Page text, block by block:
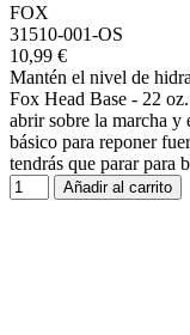
FOX
31510-001-OS
10,99 €
Mantén el nivel de
Fox Head Base - 22
abrir sobre la marcha y
básico para reponer
tendrás que parar para
Añadir al carrito